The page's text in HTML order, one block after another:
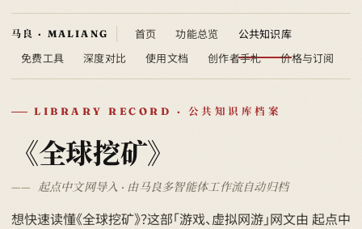
首页 功能总览
公共知识库
免费工具
深度对比 使用文档 创作者手札 价格与订阅
LIBRARY RECORD · 公共知识库档案
《全球挖矿》
起点中文网导入 · 由马良多智能体工作流自动归档
想快速读懂《全球挖矿》？这部「游戏、虚拟网游」网文由 起点中